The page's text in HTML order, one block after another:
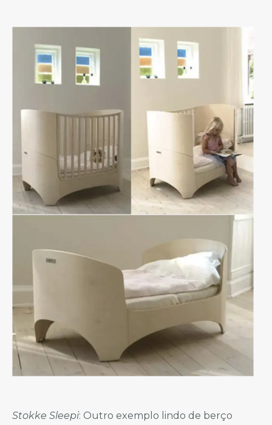
Stokke Sleepi: Outro exemplo lindo de berço